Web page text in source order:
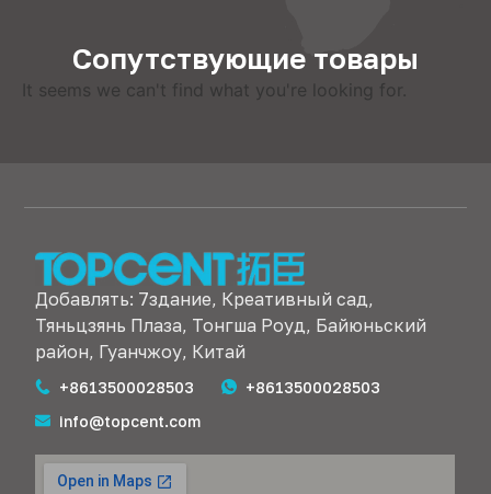
Сопутствующие товары
It seems we can't find what you're looking for .
Добавлять: 7здание, Креативный сад,
Тяньцзянь Плаза, Тонгша Роуд, Байюньский
район, Гуанчжоу, Китай
+8613500028503
+8613500028503
info@topcent.com